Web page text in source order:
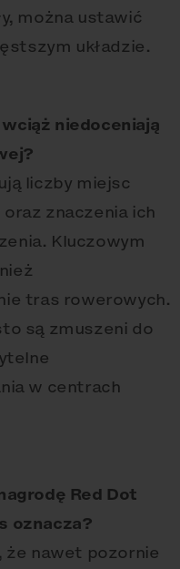
można ustawić
układzie.
niedoceniają
liczby miejsc
znaczenia ich
Kluczowym
tras rowerowych.
są zmuszeni do
w centrach
Red Dot
oznacza?
nawet pozornie